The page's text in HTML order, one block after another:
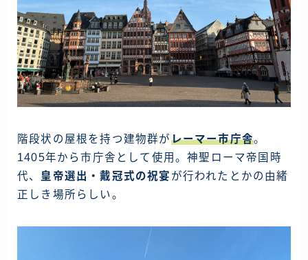
階段状の屋根を持つ建物群がレーマー市庁舎。
1405年から市庁舎として使用。神聖ローマ帝国時
代、 皇帝選出・戴冠式の祝宴 が行われたとかの由緒
正しき場所らしい。